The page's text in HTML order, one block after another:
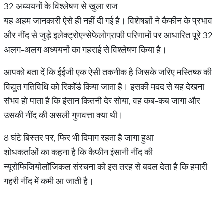
32 अध्ययनों के विश्लेषण से खुला राज
यह अहम जानकारी ऐसे ही नहीं दी गई है। विशेषज्ञों ने कैफीन के प्रभाव
और नींद से जुड़े इलेक्ट्रोएन्सेफेलोग्राफी परिणामों पर आधारित पूरे 32
अलग-अलग अध्ययनों का गहराई से विश्लेषण किया है।
आपको बता दें कि ईईजी एक ऐसी तकनीक है जिसके जरिए मस्तिष्क की
विद्युत गतिविधि को रिकॉर्ड किया जाता है। इसकी मदद से यह देखना
संभव हो पाता है कि इंसान कितनी देर सोया, वह कब-कब जागा और
उसकी नींद की असली गुणवत्ता क्या थी।
8 घंटे बिस्तर पर, फिर भी दिमाग रहता है जागा हुआ
शोधकर्ताओं का कहना है कि कैफीन इंसानी नींद की
न्यूरोफिजियोलॉजिकल संरचना को इस तरह से बदल देता है कि हमारी
गहरी नींद में कमी आ जाती है।